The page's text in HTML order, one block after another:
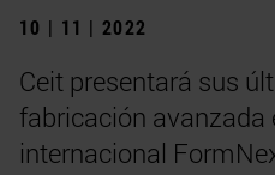
10 | 11 | 2022
Ceit presentará sus
fabricación avanzada
internacional